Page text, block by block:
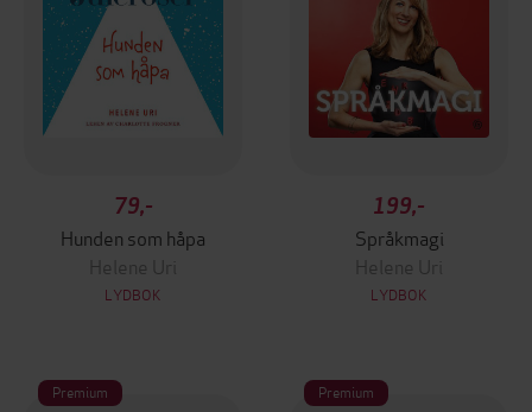
79,-
Hunden som håpa
Helene Uri
LYDBOK
199,-
Språkmagi
Helene Uri
LYDBOK
Premium Premium